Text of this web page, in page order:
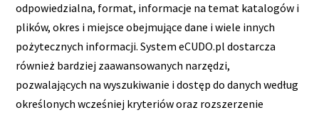
odpowiedzialna, format, informacje na temat katalogów i
plików, okres i miejsce obejmujące dane i wiele innych
pożytecznych informacji. System eCUDO.pl dostarcza
również bardziej zaawansowanych narzędzi,
pozwalających na wyszukiwanie i dostęp do danych według
określonych wcześniej kryteriów oraz rozszerzenie